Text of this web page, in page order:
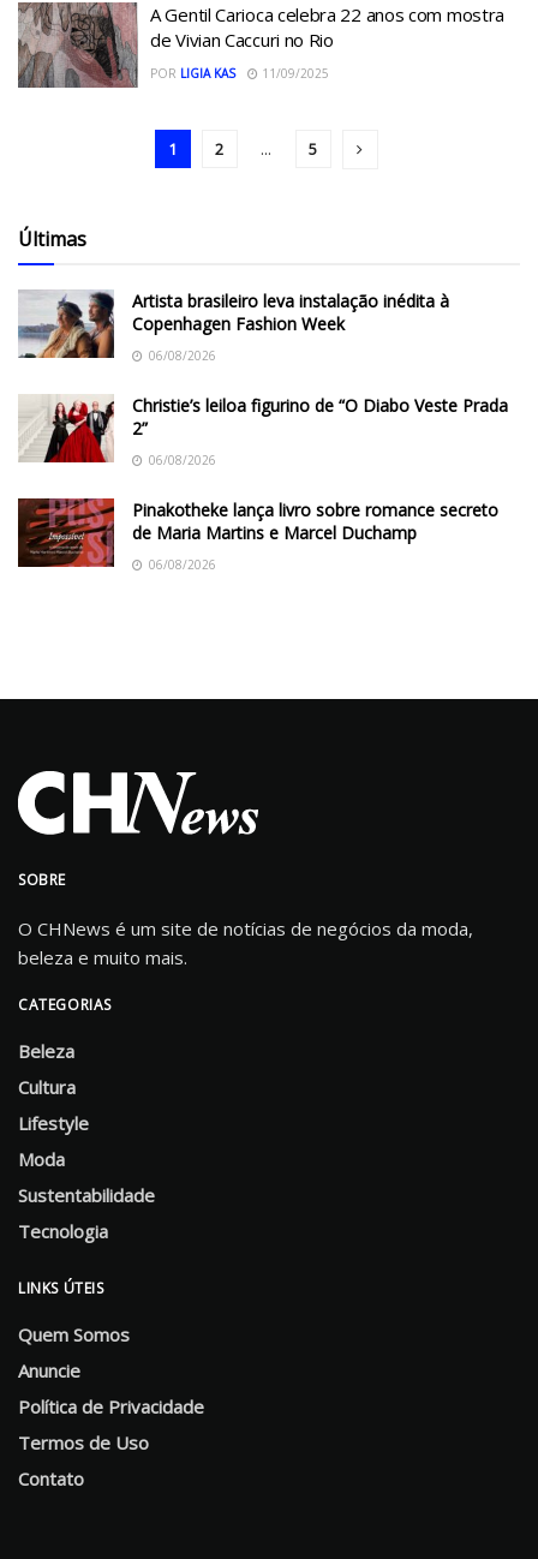
A Gentil Carioca celebra 22 anos com mostra
de Vivian Caccuri no Rio
POR LIGIA KAS 11/09/2025
1 2 ... 5
Últimas
Artista brasileiro leva instalação inédita à
Copenhagen Fashion Week
06/08/2026
Christie’s leiloa figurino de “O Diabo Veste Prada
2”
06/08/2026
Pinakotheke lança livro sobre romance secreto
de Maria Martins e Marcel Duchamp
06/08/2026
SOBRE
O CHNews é um site de notícias de negócios da moda,
beleza e muito mais.
CATEGORIAS
Beleza
Cultura
Lifestyle
Moda
Sustentabilidade
Tecnologia
LINKS ÚTEIS
Quem Somos
Anuncie
Política de Privacidade
Termos de Uso
Contato